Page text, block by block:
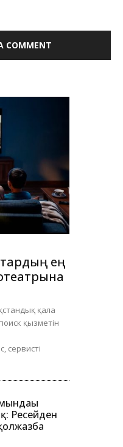
COMMENT
ең
қала
қызметін
сервисті
Ресейден